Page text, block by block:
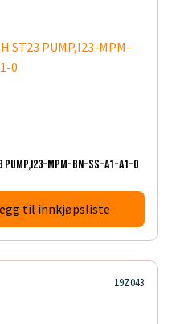
PUMP,I23-MPM-BN-SS-A1-A1-0
til innkjøpsliste
19Z043